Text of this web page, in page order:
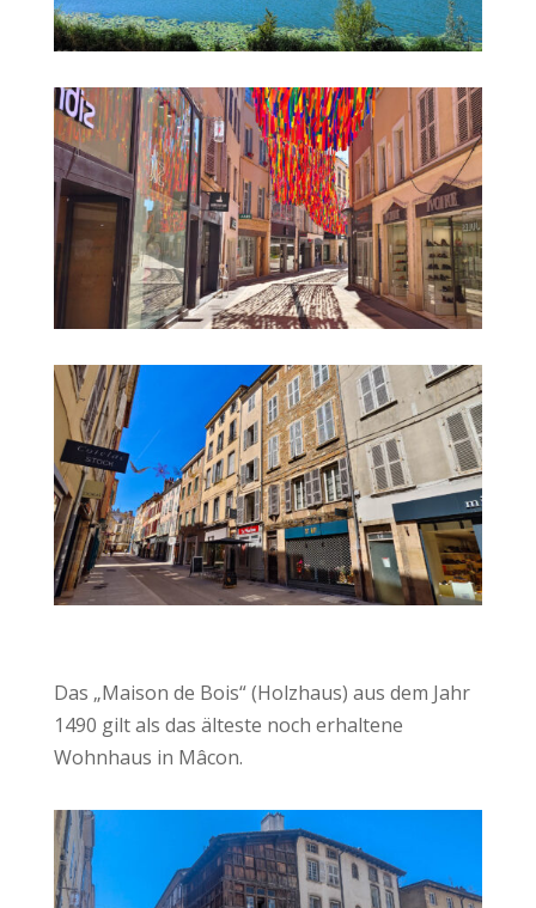
Das „Maison de Bois“ (Holzhaus) aus dem Jahr
1490 gilt als das älteste noch erhaltene
Wohnhaus in Mâcon.